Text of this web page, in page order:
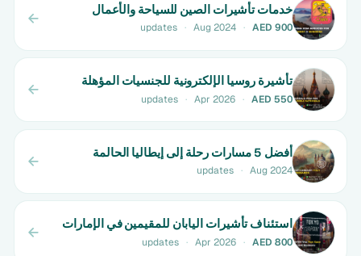
خدمات تأشيرات الصين للسياحة والأعمال
updates · Aug 2024 · AED 900
تأشيرة روسيا الإلكترونية للجنسيات المؤهلة
updates · Apr 2026 · AED 550
أفضل 5 مسارات رحلة إلى إيطاليا الحالمة
updates · Aug 2024
استئناف تأشيرات اليابان للمقيمين في الإمارات
updates · Apr 2026 · AED 800